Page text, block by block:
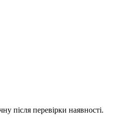
після перевірки наявності.